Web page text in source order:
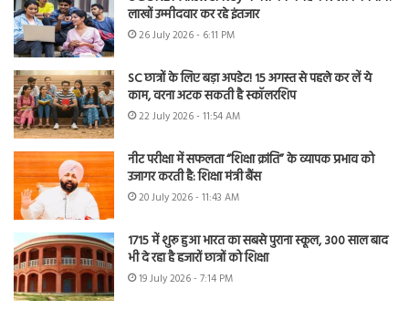
लाखों उम्मीदवार कर रहे इंतजार
26 July 2026 - 6:11 PM
SC छात्रों के लिए बड़ा अपडेट! 15 अगस्त से पहले कर लें ये
काम, वरना अटक सकती है स्कॉलरशिप
22 July 2026 - 11:54 AM
नीट परीक्षा में सफलता “शिक्षा क्रांति” के व्यापक प्रभाव को
उजागर करती है: शिक्षा मंत्री बैंस
20 July 2026 - 11:43 AM
1715 में शुरू हुआ भारत का सबसे पुराना स्कूल, 300 साल बाद
भी दे रहा है हजारों छात्रों को शिक्षा
19 July 2026 - 7:14 PM